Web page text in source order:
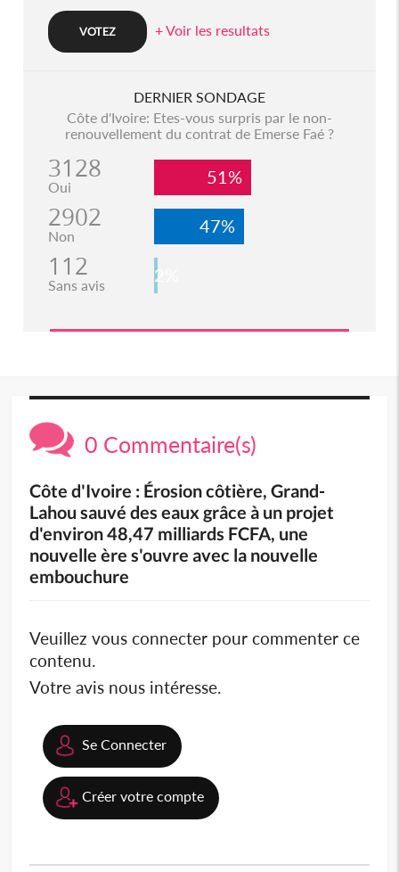
+ Voir les resultats
DERNIER SONDAGE
Côte d'Ivoire: Etes-vous surpris par le non-
renouvellement du contrat de Emerse Faé ?
3128
Oui 51%
2902
Non 47%
112
Sans avis 2%
0 Commentaire(s)
Côte d'Ivoire : Érosion côtière, Grand-
Lahou sauvé des eaux grâce à un projet
d'environ 48,47 milliards FCFA, une
nouvelle ère s'ouvre avec la nouvelle
embouchure
Veuillez vous connecter pour commenter ce
contenu.
Votre avis nous intéresse.
Se Connecter
Créer votre compte